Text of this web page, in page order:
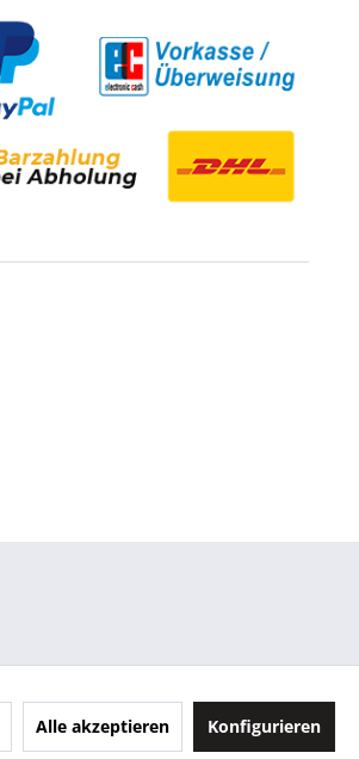
Alle akzeptieren Konfigurieren